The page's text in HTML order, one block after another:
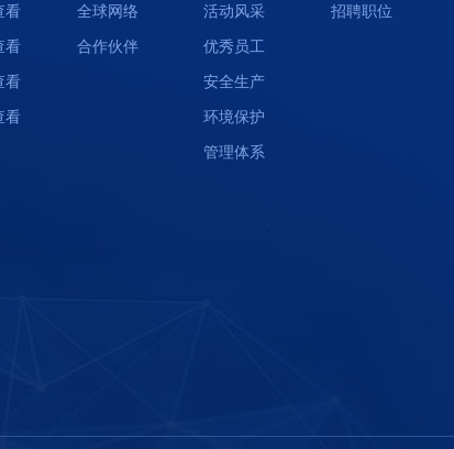
看
看
看
看
全球网络
合作伙伴
活动风采
优秀员工
安全生产
环境保护
管理体系
招聘职位